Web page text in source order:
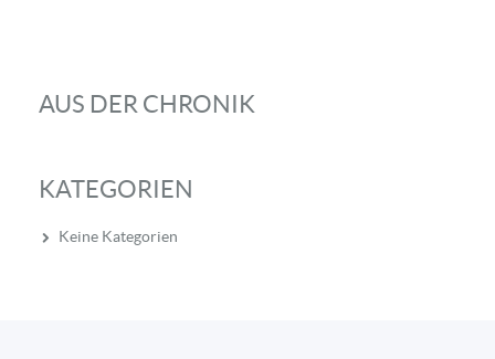
AUS DER CHRONIK
KATEGORIEN
Keine Kategorien